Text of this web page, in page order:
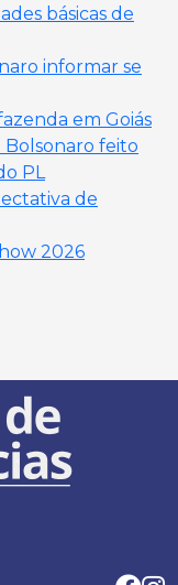
básicas de
informar se
em Goiás
Bolsonaro feito
PL
de
2026